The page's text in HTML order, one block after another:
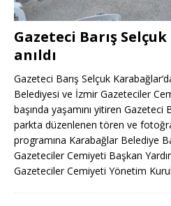
Gazeteci Barış
anıldı
Gazeteci Barış Selçuk
Belediyesi ve İzmir Gazeteciler
başında yaşamını yitiren Gazeteci
parkta düzenlenen tören ve
programına Karabağlar Belediye
Gazeteciler Cemiyeti Başkan
Gazeteciler Cemiyeti Yönetim